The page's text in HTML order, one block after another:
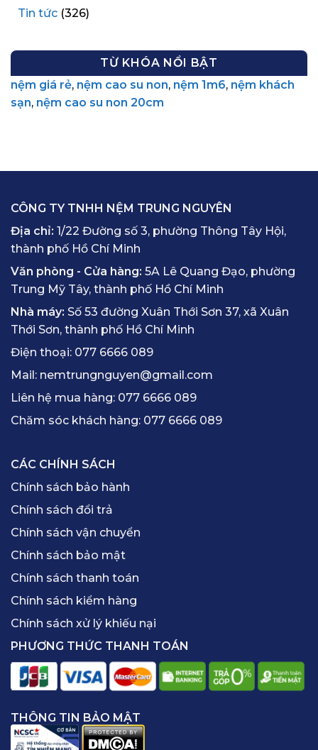
Tin tức (326)
TỪ KHÓA NỔI BẬT
nệm giá rẻ, nệm cao su non, nệm 1m6, nệm khách
sạn, nệm cao su non 20cm
CÔNG TY TNHH NỆM TRUNG NGUYÊN
Địa chỉ: 1/22 Đường số 3, phường Thông Tây Hội,
thành phố Hồ Chí Minh
Văn phòng - Cửa hàng: 5A Lê Quang Đạo, phường
Trung Mỹ Tây, thành phố Hồ Chí Minh
Nhà máy: Số 53 đường Xuân Thới Sơn 37, xã Xuân
Thới Sơn, thành phố Hồ Chí Minh
Điện thoại: 077 6666 089
Mail: nemtrungnguyen@gmail.com
Liên hệ mua hàng: 077 6666 089
Chăm sóc khách hàng: 077 6666 089
CÁC CHÍNH SÁCH
Chính sách bảo hành
Chính sách đổi trả
Chính sách vận chuyển
Chính sách bảo mật
Chính sách thanh toán
Chính sách kiểm hàng
Chính sách xử lý khiếu nại
PHƯƠNG THỨC THANH TOÁN
THÔNG TIN BẢO MẬT